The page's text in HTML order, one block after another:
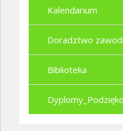
Kalendarium
Doradztwo
Biblioteka